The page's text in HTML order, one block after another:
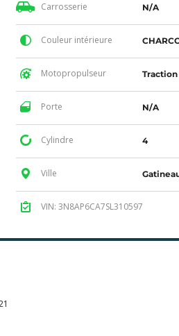
Carrosserie N/A
Couleur intérieure
Motopropulseur
Porte N/A
Cylindre 4
Ville
VIN: 3N8AP6CA7SL310597